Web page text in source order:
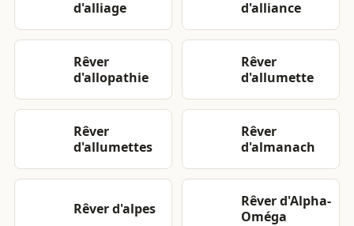
d'alliage
d'alliance
Rêver
d'allopathie
Rêver
d'allumette
Rêver
d'allumettes
Rêver
d'almanach
Rêver d'alpes
Rêver d'Alpha-
Oméga